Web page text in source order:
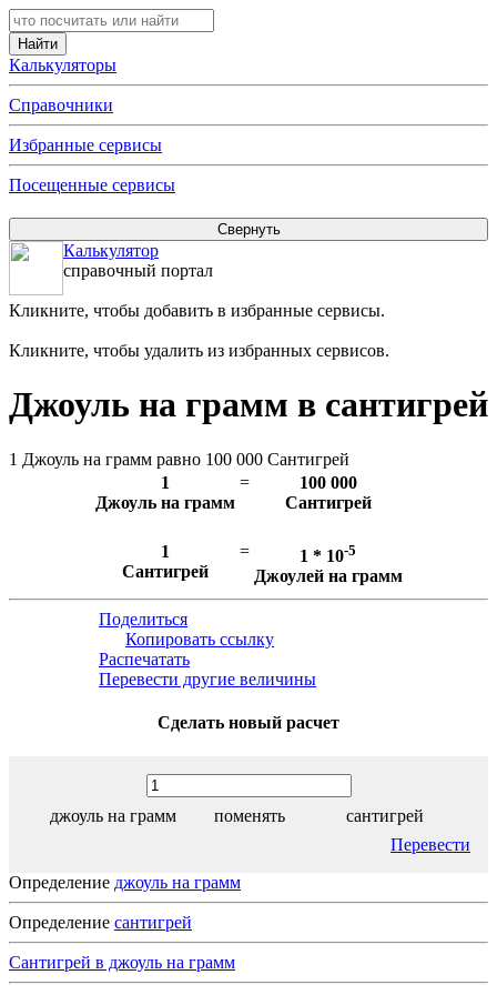
Калькуляторы
Справочники
Избранные сервисы
Посещенные сервисы
Калькулятор
справочный портал
Кликните, чтобы добавить в избранные сервисы.
Кликните, чтобы удалить из избранных сервисов.
Джоуль на грамм в сантигрей
1 Джоуль на грамм равно 100 000 Сантигрей
1
Джоуль на грамм
=
100 000
Сантигрей
1
Сантигрей
= 1 * 10-5
Джоулей на грамм
Поделиться
Копировать ссылку
Распечатать
Перевести другие величины
Сделать новый расчет
джоуль на грамм поменять
сантигрей
Перевести
Определение джоуль на грамм
Определение сантигрей
Сантигрей в джоуль на грамм